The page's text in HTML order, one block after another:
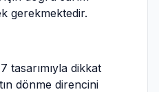
gerekmektedir.
tasarımıyla dikkat
dönme direncini